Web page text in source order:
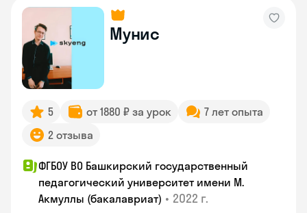
Мунис
5 от 1880 ₽ за урок
7 лет опыта
2 отзыва
ФГБОУ ВО Башкирский государственный
педагогический университет имени М.
Акмуллы (бакалавриат) • 2022 г.